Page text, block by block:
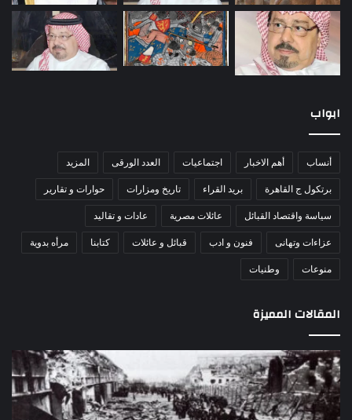
ابواب
أنساب أهم الاخبار اجتماعيات العدد الورقى المزيد
برتكول ج القاهرة بريد القراء تاريخ ومزارات حوارات و تقارير
سياسة واقتصاد القبائل عائلات مصرية عادات و تقاليد
عزاءات وتهانى فنون و ادب قبائل و عائلات كتابنا مرأه بدوية
منوعات وطنيات
المقالات المميزة
مذبحة
اللد..
القصة
الكاملة